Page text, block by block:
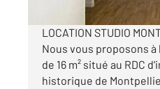
LOCATION STUDIO
Nous vous proposons
de 16 m² situé au RDC
historique de